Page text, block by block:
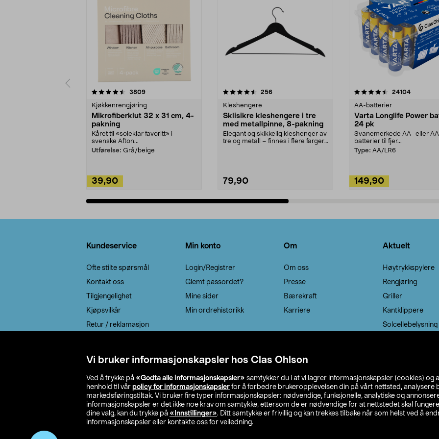
Vi bruker informasjonskapsler hos Clas Ohlson
Ved å trykke på «Godta alle informasjonskapsler» samtykker du i at vi lagrer informasjonskapsler (cookies) og
henhold til vår policy for informasjonskapsler for å forbedre brukeropplevelsen din på vårt nettsted, analysere
markedsføringstiltak. Vi bruker fire typer informasjonskapsler: nødvendige, funksjonelle, analytiske og
informasjonskapsler er det ikke noe krav om samtykke, ettersom de er nødvendige for at nettstedet skal
dine valg, kan du trykke på «Innstillinger». Ditt samtykke er frivillig og kan trekkes tilbake når som helst ved å
informasjonskapsler eller kontakte oss for veiledning.
3809anmeldelser
Kjøkkenrengjøring
Mikrofiberklut 32 x 31 cm, 4-
pakning
Kåret til «soleklar favoritt» i
svenske Afton...
Utførelse: Grå/beige
39,90
4.5av 5 stjerner 256anmeldelser
Kleshengere
Sklisikre kleshengere i tre
med metallpinne, 8-pakning
Elegant og skikkelig kleshenger av
tre og metall – finnes i flere farger.
79,90
4.5av 5 stjerner 24104
AA-batterier
Varta Longlife Power
24 pk
Svanemerkede AA- eller
batterier til fjer...
Type: AA/LR6
149,90
4.5av 5 stjerner
Kundeservice
Ofte stilte spørsmål
Kontakt oss
Tilgjengelighet
Kjøpsvilkår
Retur / reklamasjon
Min konto
Login/Registrer
Glemt passordet?
Mine sider
Min ordrehistorikk
Om
Om oss
Presse
Bærekraft
Karriere
Aktuelt
Høytrykkspylere
Rengjøring
Griller
Kantklippere
Solcellebelysning